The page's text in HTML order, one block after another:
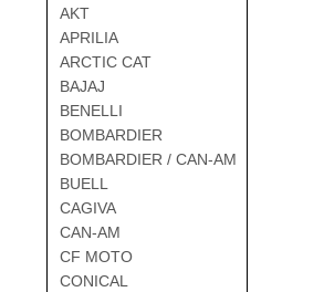
AKT
APRILIA
ARCTIC CAT
BAJAJ
BENELLI
BOMBARDIER
BOMBARDIER / CAN-AM
BUELL
CAGIVA
CAN-AM
CF MOTO
CONICAL